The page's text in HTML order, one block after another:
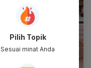
Pilih Topik
Sesuai minat Anda